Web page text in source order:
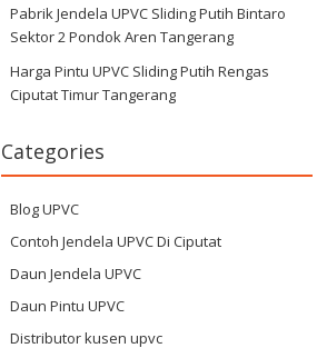
Pabrik Jendela UPVC Sliding Putih Bintaro
Sektor 2 Pondok Aren Tangerang
Harga Pintu UPVC Sliding Putih Rengas
Ciputat Timur Tangerang
Categories
Blog UPVC
Contoh Jendela UPVC Di Ciputat
Daun Jendela UPVC
Daun Pintu UPVC
Distributor kusen upvc